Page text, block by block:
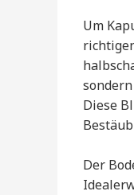
Um
Diese
Der